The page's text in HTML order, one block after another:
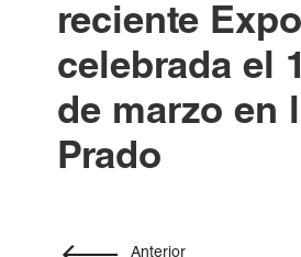
Nutricionales
Cipro-Tabs 250 Soft Chews
Cefaxam® 4000/2000
Cefaxam® 2000/1000
Solo para
reciente
celebrada el
de marzo en
Prado
Anterior